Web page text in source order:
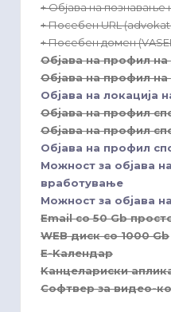
+ Објава на познавање
+ Посебен URL
+ Посебен домен
Објава на профил
Објава на профил на
Објава на локација
Објава на профил
Објава на профил
Објава на профил
Можност за објава
вработување
Можност за објава
Email со 50 Gb
WEB диск со 1000 Gb
E-Kалендар
Kанцелариски
Софтвер за видео-